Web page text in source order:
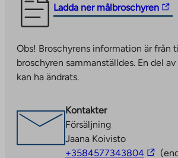
Ladda ner målbroschyren
The
link
you
to
an
site.
Link
opens
in
Obs! Broschyrens information är från
broschyren sammanställdes. En del
kan ha ändrats.
Kontakter
Försäljning
Jaana Koivisto
+3584577343804The